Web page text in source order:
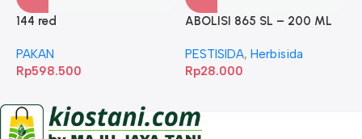
144 red
PAKAN
Rp598.500
ABOLISI 865 SL – 200 ML
PESTISIDA, Herbisida
Rp28.000